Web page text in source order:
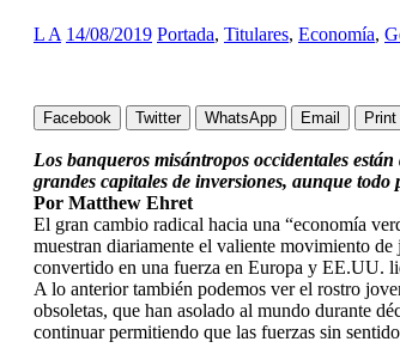
L A 14/08/2019 Portada, Titulares, Economía,
Facebook Twitter WhatsApp Email Print
Los banqueros misántropos occidentales
grandes capitales de inversiones, aunque
Por Matthew Ehret
El gran cambio radical hacia una “economía
muestran diariamente el valiente movimiento
convertido en una fuerza en Europa y EE.UU.
A lo anterior también podemos ver el rostro
obsoletas, que han asolado al mundo durante
continuar permitiendo que las fuerzas sin